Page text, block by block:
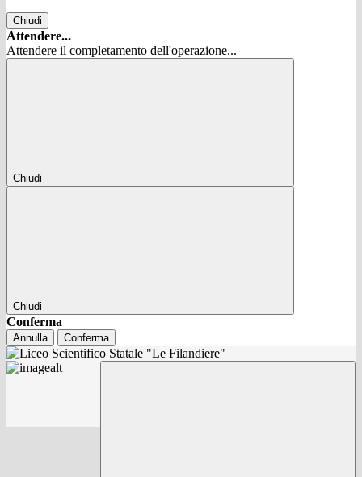
Chiudi
Attendere...
Attendere il completamento dell'operazione...
Chiudi
Chiudi
Conferma
Annulla Conferma